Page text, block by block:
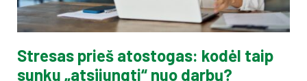
Stresas prieš atostogas: kodėl taip
sunku „atsijungti“ nuo darbų?